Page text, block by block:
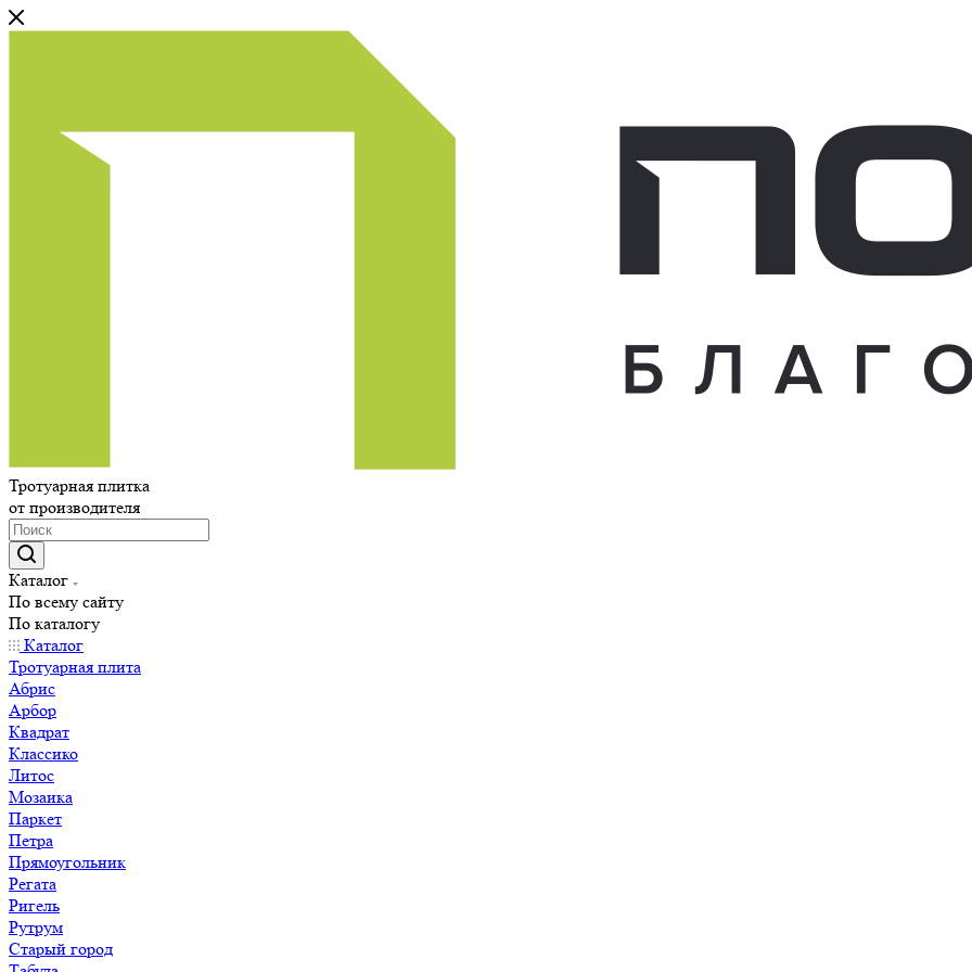
Тротуарная плитка
от производителя
Каталог
По всему сайту
По каталогу
Каталог
Тротуарная плита
Абрис
Арбор
Квадрат
Классико
Литос
Мозаика
Паркет
Петра
Прямоугольник
Регата
Ригель
Рутрум
Старый город